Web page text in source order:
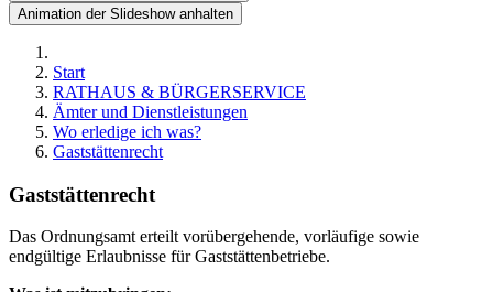
Animation der Slideshow anhalten
Start
RATHAUS & BÜRGERSERVICE
Ämter und Dienstleistungen
Wo erledige ich was?
Gaststättenrecht
Gaststättenrecht
Das Ordnungsamt erteilt vorübergehende, vorläufige sowie
endgültige Erlaubnisse für Gaststättenbetriebe.